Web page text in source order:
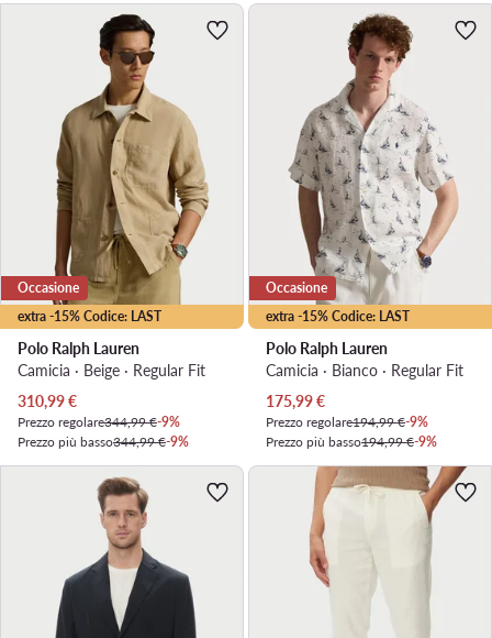
extra -15% Codice: LAST
Occasione
Polo Ralph Lauren
Camicia · Beige · Regular Fit
Prezzo attuale
310,99€
Prezzo regolare344,99 €-9%
Prezzo più basso344,99 €-9%
extra -15% Codice: LAST
Occasione
Polo Ralph Lauren
Camicia · Bianco · Regular Fit
Prezzo attuale
175,99€
Prezzo regolare194,99 €-9%
Prezzo più basso194,99 €-9%